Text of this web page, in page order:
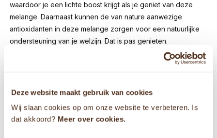
Deze website maakt gebruik van cookies
Wij slaan cookies op om onze website te verbeteren. Is
dat akkoord? Meer over cookies.
waardoor je een lichte boost krijgt als je geniet van deze
melange. Daarnaast kunnen de van nature aanwezige
antioxidanten in deze melange zorgen voor een natuurlijke
ondersteuning van je welzijn. Dat is pas genieten.
Heb je een vraag?
0853030040